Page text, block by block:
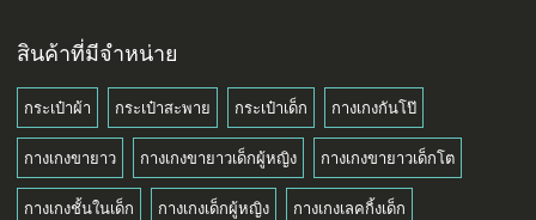
สินค้าที่มีจำหน่าย
กระเป๋าผ้า กระเป๋าสะพาย กระเป๋าเด็ก กางเกงกันโป๊
กางเกงขายาว กางเกงขายาวเด็กผู้หญิง กางเกงขายาวเด็กโต
กางเกงชั้นในเด็ก กางเกงเด็กผู้หญิง กางเกงเลคกิ้งเด็ก